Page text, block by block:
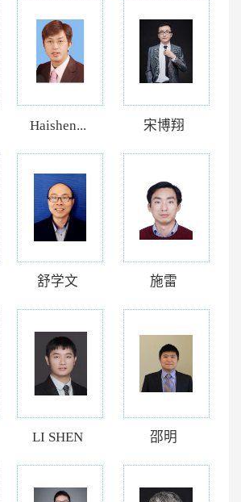
Haishen... 宋博翔
舒学文 施雷
LI SHEN 邵明